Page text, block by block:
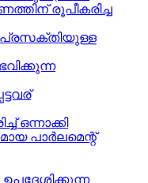
രൂപീകരിച്ച
പ്രസക്തിയുള്ള
ഒന്നാക്കി
പാര്‍ലമെന്റ്‌